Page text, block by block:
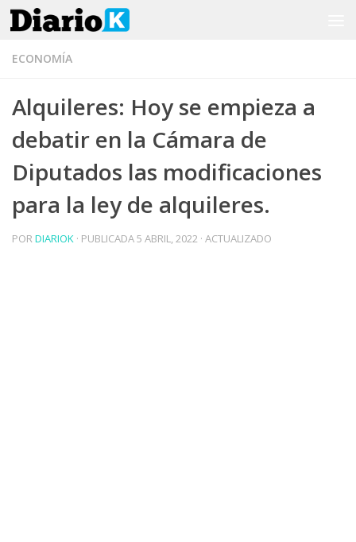
Saltar al contenido
ECONOMÍA
Alquileres: Hoy se empieza a
debatir en la Cámara de
Diputados las modificaciones
para la ley de alquileres.
PORDIARIOK · PUBLICADA5 ABRIL, 2022 · ACTUALIZADO